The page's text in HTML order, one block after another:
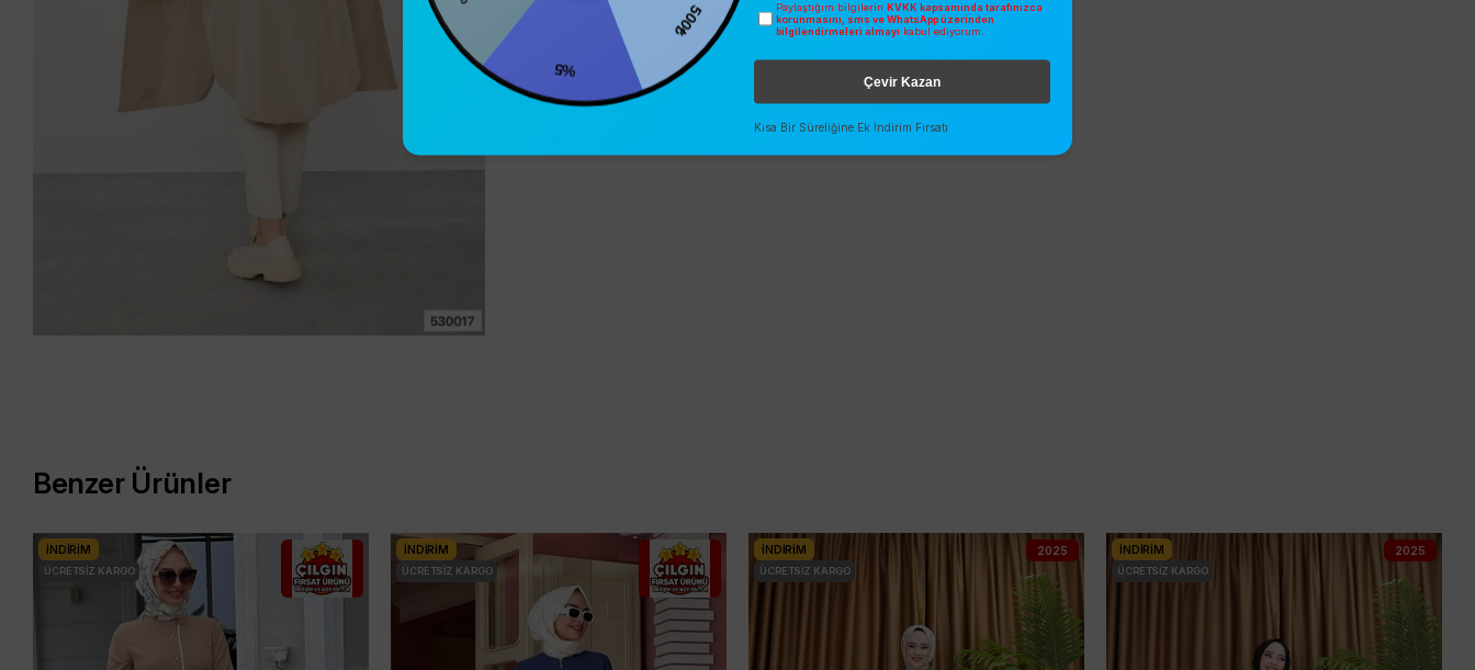
Benzer Ürünler
İNDIRIM
ÜCRETSIZ KARGO
İNDIRIM
ÜCRETSIZ KARGO
İNDIRIM
ÜCRETSIZ KARGO
2025 İNDIRIM
ÜCRETSIZ KARGO
2025
Paylaştığım bilgilerin KVKK kapsamında tarafınızca
korunmasını, sms ve WhatsApp üzerinden
bilgilendirmeleri almayı kabul ediyorum.
Çevir Kazan
Kısa Bir Süreliğine Ek İndirim Fırsatı